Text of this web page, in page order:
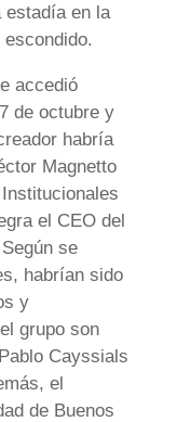
estadía en la
accedió
de octubre y
habría
Magnetto
el CEO del
se
habrían sido
y
grupo son
Cayssials
el
de Buenos